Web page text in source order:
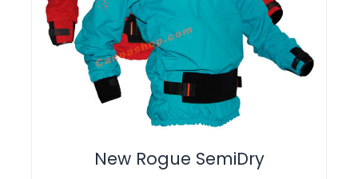
New Rogue SemiDry